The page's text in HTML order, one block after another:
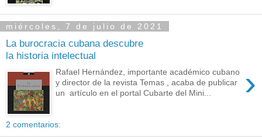
miércoles, 7 de julio de 2021
La burocracia cubana descubre
la historia intelectual
›
Rafael Hernández, importante académico cubano
y director de la revista Temas , acaba de publicar
un artículo en el portal Cubarte del Mini...
2 comentarios: